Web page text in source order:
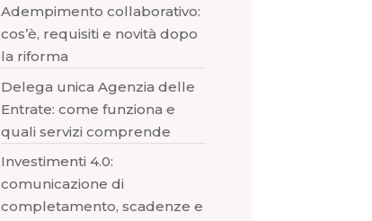
Adempimento collaborativo:
cos’è, requisiti e novità dopo
la riforma
Delega unica Agenzia delle
Entrate: come funziona e
quali servizi comprende
Investimenti 4.0:
comunicazione di
completamento, scadenze e